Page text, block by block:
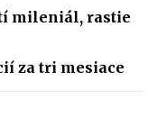
mileniál, rastie
za tri mesiace